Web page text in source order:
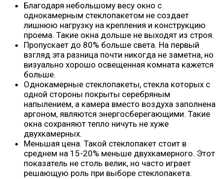
Благодаря небольшому весу окно с
однокамерным стеклопакетом не создает
лишнюю нагрузку на крепления и конструкцию
проема. Такие окна дольше не выходят из строя.
Пропускает до 80% больше света. На первый
взгляд эта разница почти никогда не заметна, но
визуально хорошо освещенная комната кажется
больше.
Однокамерные стеклопакеты, стекла которых с
одной стороны покрыты серебряным
напылением, а камера вместо воздуха заполнена
аргоном, являются энергосберегающими. Такие
окна сохраняют тепло ничуть не хуже
двухкамерных.
Меньшая цена. Такой стеклопакет стоит в
среднем на 15-20% меньше двухкамерного. Этот
показатель не столь велик, но часто играет
решающую роль при выборе стеклопакета.